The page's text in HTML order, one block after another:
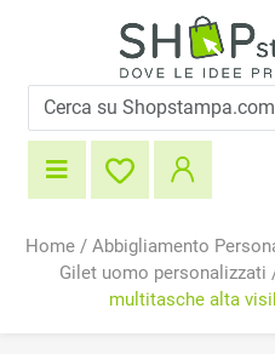
Home/ Abbigliamento
Gilet uomo personalizzati
multitasche alta